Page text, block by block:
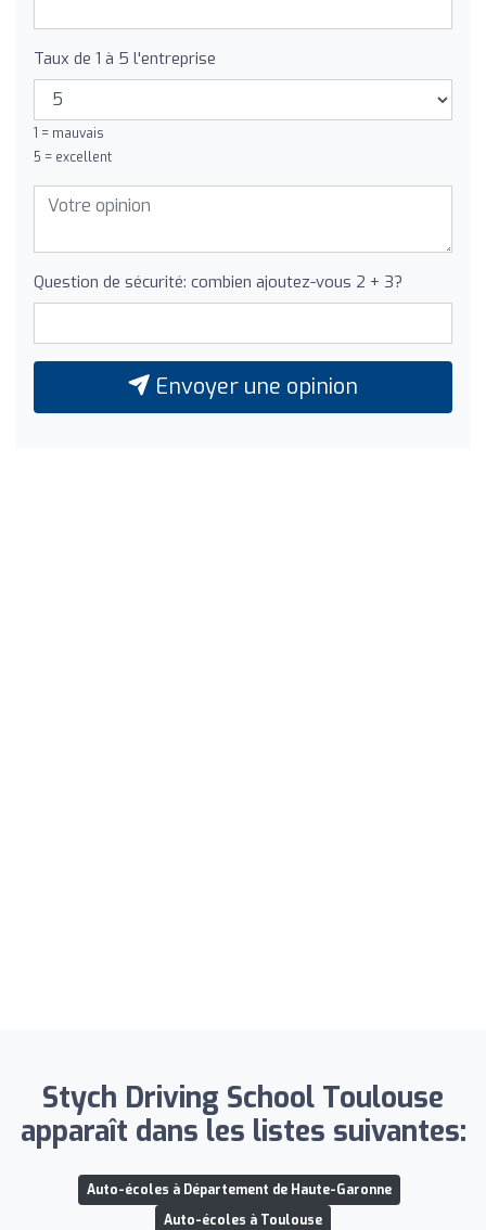
Taux de 1 à 5 l'entreprise
1 = mauvais
5 = excellent
Question de sécurité: combien ajoutez-vous 2 + 3?
Envoyer une opinion
Stych Driving School Toulouse
apparaît dans les listes suivantes:
Auto-écoles à Département de Haute-Garonne
Auto-écoles à Toulouse